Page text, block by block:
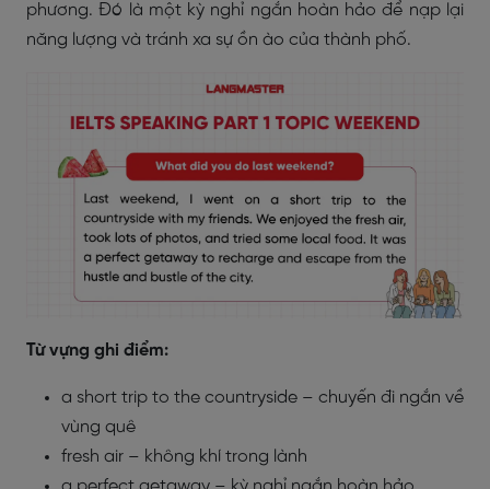
phương. Đó là một kỳ nghỉ ngắn hoàn hảo để nạp lại
năng lượng và tránh xa sự ồn ào của thành phố.
Từ vựng ghi điểm:
a short trip to the countryside – chuyến đi ngắn về
vùng quê
fresh air – không khí trong lành